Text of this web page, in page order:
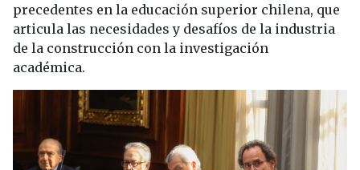
precedentes en la educación superior chilena, que
articula las necesidades y desafíos de la industria
de la construcción con la investigación
académica.